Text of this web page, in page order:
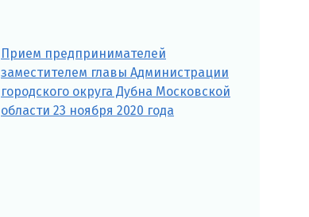
Прием предпринимателей
заместителем главы Администрации
городского округа Дубна Московской
области 23 ноября 2020 года